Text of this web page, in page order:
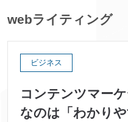
webライティング
ビジネス
コンテンツマー
なのは「わかりや